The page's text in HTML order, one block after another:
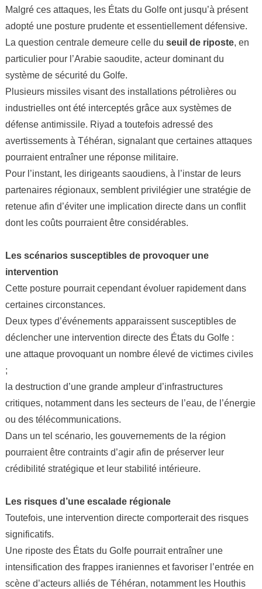
Malgré ces attaques, les États du Golfe ont jusqu’à présent
adopté une posture prudente et essentiellement défensive.
La question centrale demeure celle du seuil de riposte, en
particulier pour l’Arabie saoudite, acteur dominant du
système de sécurité du Golfe.
Plusieurs missiles visant des installations pétrolières ou
industrielles ont été interceptés grâce aux systèmes de
défense antimissile. Riyad a toutefois adressé des
avertissements à Téhéran, signalant que certaines attaques
pourraient entraîner une réponse militaire.
Pour l’instant, les dirigeants saoudiens, à l’instar de leurs
partenaires régionaux, semblent privilégier une stratégie de
retenue afin d’éviter une implication directe dans un conflit
dont les coûts pourraient être considérables.
Les scénarios susceptibles de provoquer une
intervention
Cette posture pourrait cependant évoluer rapidement dans
certaines circonstances.
Deux types d’événements apparaissent susceptibles de
déclencher une intervention directe des États du Golfe :
une attaque provoquant un nombre élevé de victimes civiles
;
la destruction d’une grande ampleur d’infrastructures
critiques, notamment dans les secteurs de l’eau, de l’énergie
ou des télécommunications.
Dans un tel scénario, les gouvernements de la région
pourraient être contraints d’agir afin de préserver leur
crédibilité stratégique et leur stabilité intérieure.
Les risques d’une escalade régionale
Toutefois, une intervention directe comporterait des risques
significatifs.
Une riposte des États du Golfe pourrait entraîner une
intensification des frappes iraniennes et favoriser l’entrée en
scène d’acteurs alliés de Téhéran, notamment les Houthis